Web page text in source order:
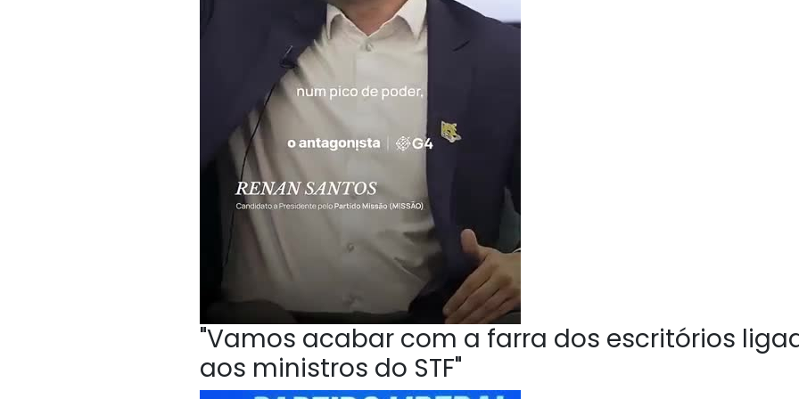
"Vamos acabar com a farra dos escritórios
aos ministros do STF"